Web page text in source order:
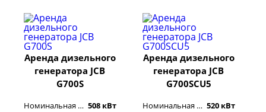
Аренда дизельного
генератора JCB
G700S
Номинальная мощность: 508 кВт
Аренда дизельного
генератора JCB
G700SCU5
Номинальная мощность: 520 кВт